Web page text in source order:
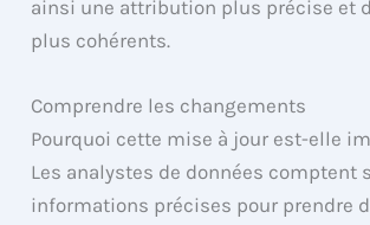
ainsi une attribution plus précise et
plus cohérents.
Comprendre les changements
Pourquoi cette mise à jour est-elle
Les analystes de données comptent
informations précises pour prendre